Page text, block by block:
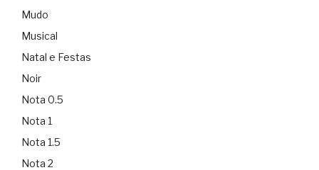
Mudo
Musical
Natal e Festas
Noir
Nota 0.5
Nota 1
Nota 1.5
Nota 2